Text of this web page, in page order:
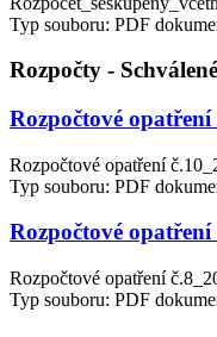
Typ souboru: PDF
Rozpočty -
Rozpočtové opatření
Rozpočtové opatření
Typ souboru: PDF
Rozpočtové opatření
Rozpočtové opatření
Typ souboru: PDF